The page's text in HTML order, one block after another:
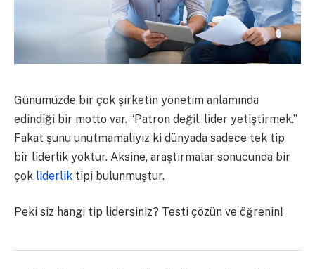
Günümüzde bir çok şirketin yönetim anlamında
edindiği bir motto var. “Patron değil, lider yetiştirmek.”
Fakat şunu unutmamalıyız ki dünyada sadece tek tip
bir liderlik yoktur. Aksine, araştırmalar sonucunda bir
çok liderlik tipi bulunmuştur.
Peki siz hangi tip lidersiniz? Testi çözün ve öğrenin!